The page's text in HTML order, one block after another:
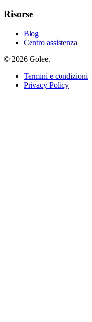
Risorse
Blog
Centro assistenza
© 2026 Golee.
Termini e condizioni
Privacy Policy